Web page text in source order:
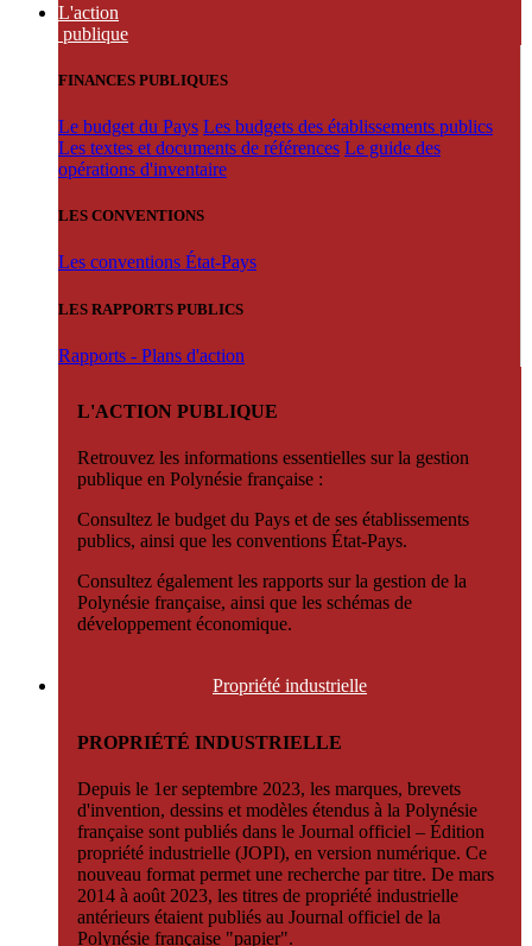
L'action
publique
FINANCES PUBLIQUES
Le budget du Pays Les budgets des établissements publics
Les textes et documents de références Le guide des
opérations d'inventaire
LES CONVENTIONS
Les conventions État-Pays
LES RAPPORTS PUBLICS
Rapports - Plans d'action
L'ACTION PUBLIQUE
Retrouvez les informations essentielles sur la gestion
publique en Polynésie française :
Consultez le budget du Pays et de ses établissements
publics, ainsi que les conventions État-Pays.
Consultez également les rapports sur la gestion de la
Polynésie française, ainsi que les schémas de
développement économique.
Propriété industrielle
PROPRIÉTÉ INDUSTRIELLE
Depuis le 1er septembre 2023, les marques, brevets
d'invention, dessins et modèles étendus à la Polynésie
française sont publiés dans le Journal officiel – Édition
propriété industrielle (JOPI), en version numérique. Ce
nouveau format permet une recherche par titre. De mars
2014 à août 2023, les titres de propriété industrielle
antérieurs étaient publiés au Journal officiel de la
Polynésie française "papier".